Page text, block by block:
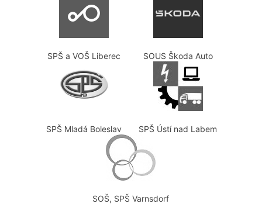
SPŠ a VOŠ Liberec SOUS Škoda Auto
SPŠ Mladá Boleslav SPŠ Ústí nad Labem
SOŠ, SPŠ Varnsdorf